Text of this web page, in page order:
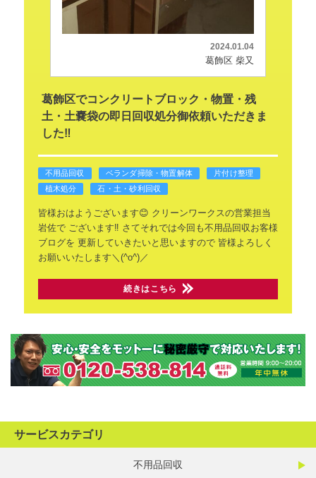
2024.01.04
葛飾区 柴又
葛飾区でコンクリートブロック・物置・残
土・土嚢袋の即日回収処分御依頼いただきま
した‼️
不用品回収 ベランダ掃除・物置解体
片付け整理
植木処分
石・土・砂利回収
皆様おはようございます😊 クリーンワークスの営業担当
岩佐でございます‼️ さてそれでは今回も不用品回収お客様
ブログを 更新していきたいと思いますので皆様よろしく
お願いいたします＼(^o^)／
続きはこちら
サービスカテゴリ
不用品回収